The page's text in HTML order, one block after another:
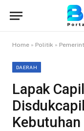
Home » Politik »
DAERAH
Lapak